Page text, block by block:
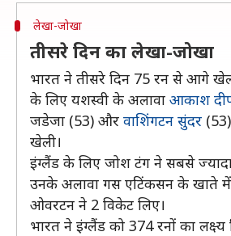
लेखा-जोखा
तीसरे दिन का लेखा-जोखा
भारत ने तीसरे दिन 75 रन से आगे
के लिए यशस्वी के अलावा आकाश
जडेजा (53) और वाशिंगटन सुंदर
खेली।
इंग्लैंड के लिए जोश टंग ने सबसे
उनके अलावा गस एटिंकसन के खाते
ओवरटन ने 2 विकेट लिए।
भारत ने इंग्लैंड को 374 रनों का लक्ष्य